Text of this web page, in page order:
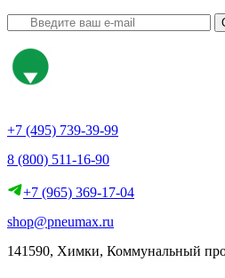
+7 (495) 739-39-99
8 (800) 511-16-90
+7 (965) 369-17-04
shop@pneumax.ru
141590, Химки, Коммунальный